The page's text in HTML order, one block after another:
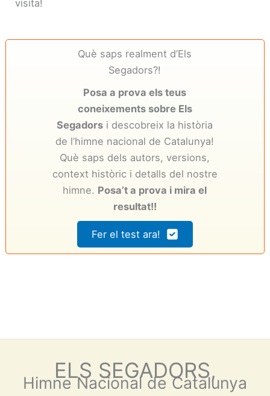
visita!
Què saps realment d’Els
Segadors?!
Posa a prova els teus
coneixements sobre Els
Segadors i descobreix la història
de l’himne nacional de Catalunya!
Què saps dels autors, versions,
context històric i detalls del nostre
himne. Posa’t a prova i mira el
resultat!!
Fer el test ara!
ELS SEGADORS,
Himne Nacional de Catalunya